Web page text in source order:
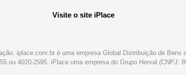
Visite o site iPlace
iplace.com.br é uma empresa Global Distribuição de Bens
ou 4020-2595. iPlace uma empresa do Grupo Herval (CNPJ: